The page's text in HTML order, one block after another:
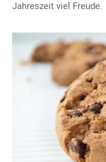
Jahreszeit viel Freude.